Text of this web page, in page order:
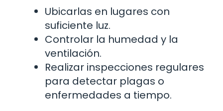
Ubicarlas en lugares con
suficiente luz.
Controlar la humedad y la
ventilación.
Realizar inspecciones regulares
para detectar plagas o
enfermedades a tiempo.